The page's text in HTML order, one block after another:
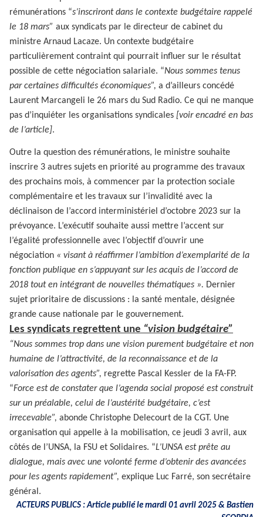
rémunérations “s’inscriront dans le contexte budgétaire rappelé
le 18 mars” aux syndicats par le directeur de cabinet du
ministre Arnaud Lacaze. Un contexte budgétaire
particulièrement contraint qui pourrait influer sur le résultat
possible de cette négociation salariale. “Nous sommes tenus
par certaines difficultés économiques”, a d’ailleurs concédé
Laurent Marcangeli le 26 mars du Sud Radio. Ce qui ne manque
pas d’inquiéter les organisations syndicales [voir encadré en bas
de l’article].
Outre la question des rémunérations, le ministre souhaite
inscrire 3 autres sujets en priorité au programme des travaux
des prochains mois, à commencer par la protection sociale
complémentaire et les travaux sur l’invalidité avec la
déclinaison de l’accord interministériel d’octobre 2023 sur la
prévoyance. L’exécutif souhaite aussi mettre l’accent sur
l’égalité professionnelle avec l’objectif d’ouvrir une
négociation « visant à réaffirmer l’ambition d’exemplarité de la
fonction publique en s’appuyant sur les acquis de l’accord de
2018 tout en intégrant de nouvelles thématiques ». Dernier
sujet prioritaire de discussions : la santé mentale, désignée
grande cause nationale par le gouvernement.
Les syndicats regrettent une “vision budgétaire”
“Nous sommes trop dans une vision purement budgétaire et non
humaine de l’attractivité, de la reconnaissance et de la
valorisation des agents”, regrette Pascal Kessler de la FA-FP.
“Force est de constater que l’agenda social proposé est construit
sur un préalable, celui de l’austérité budgétaire, c’est
irrecevable”, abonde Christophe Delecourt de la CGT. Une
organisation qui appelle à la mobilisation, ce jeudi 3 avril, aux
côtés de l’UNSA, la FSU et Solidaires. “L’UNSA est prête au
dialogue, mais avec une volonté ferme d’obtenir des avancées
pour les agents rapidement”, explique Luc Farré, son secrétaire
général.
ACTEURS PUBLICS : Article publié le mardi 01 avril 2025 & Bastien